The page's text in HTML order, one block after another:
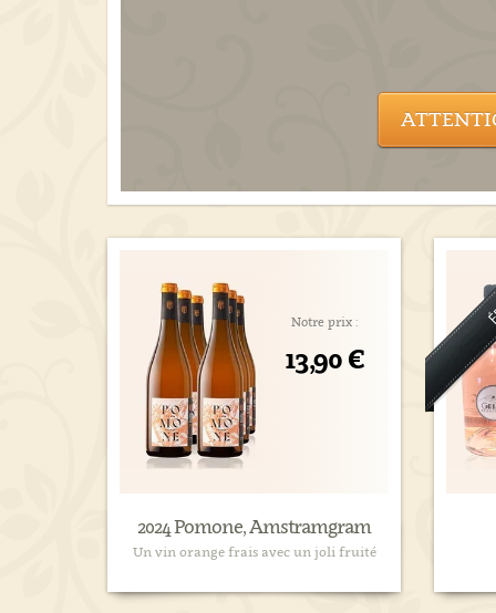
Notre prix :
13,90 €
2024 Pomone, Amstramgram
Un vin orange frais avec un joli fruité